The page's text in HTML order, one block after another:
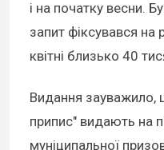
і на початку весни.
запит фіксувався на
квітні близько 40
Видання зауважило,
припис" видають на
муніципальної